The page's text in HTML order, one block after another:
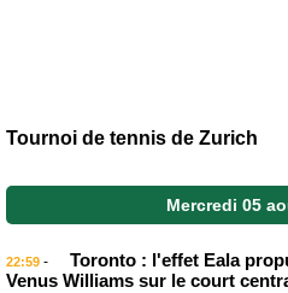
Tournoi de tennis de Zurich
Mercredi 05
22:59 -
Toronto : l'effet Eala
Venus Williams sur le court